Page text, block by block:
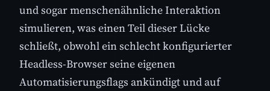
und sogar menschenähnliche Interaktion
simulieren, was einen Teil dieser Lücke
schließt, obwohl ein schlecht konfigurierter
Headless-Browser seine eigenen
Automatisierungsflags ankündigt und auf